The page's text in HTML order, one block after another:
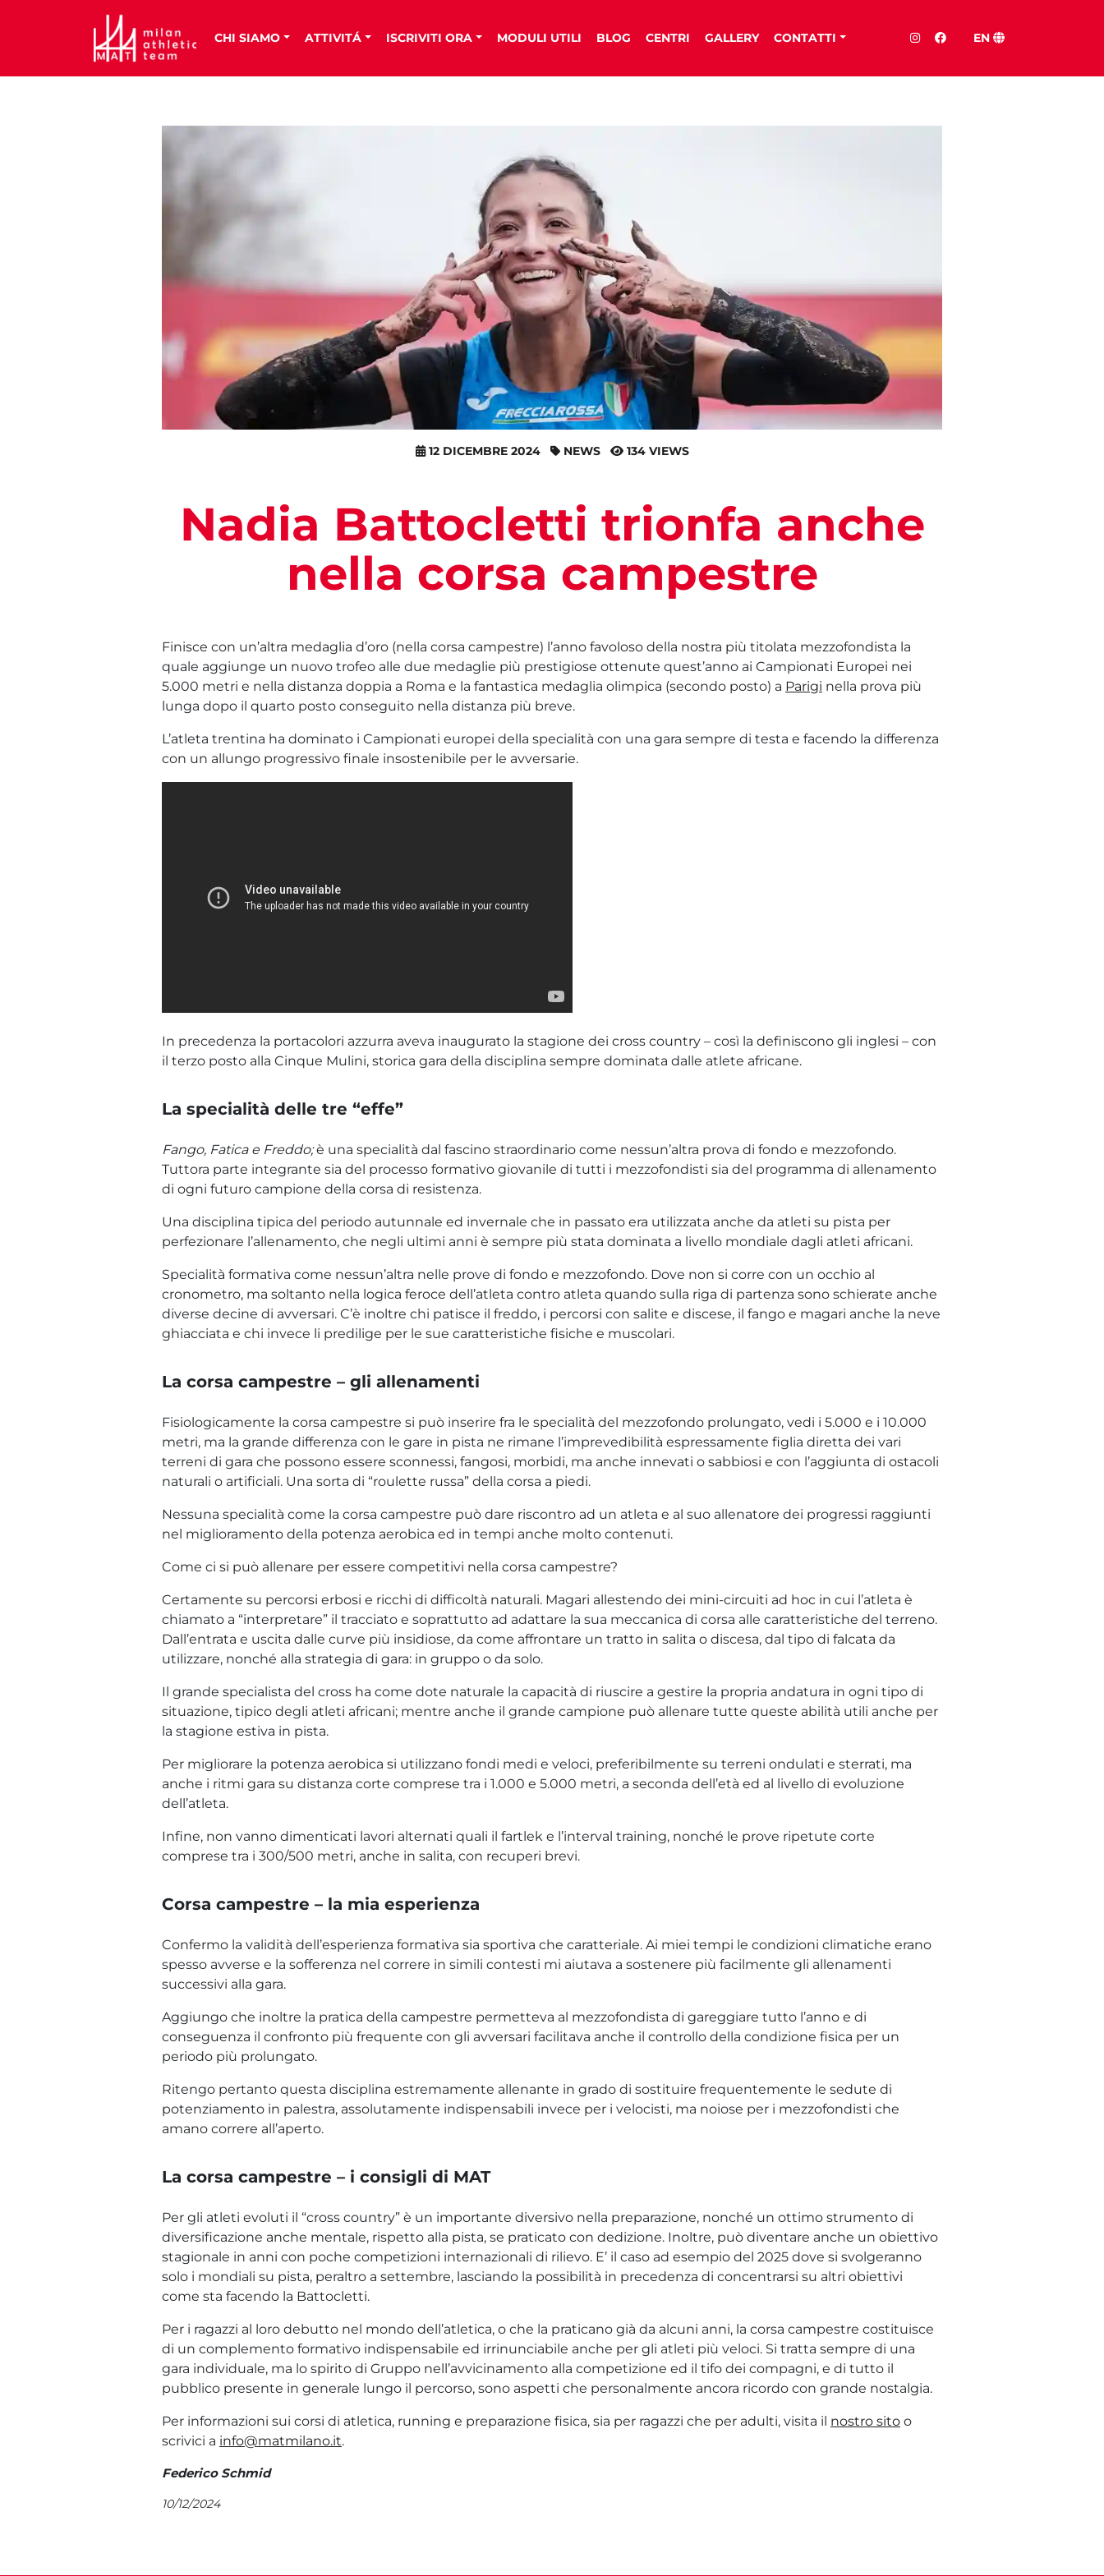
CHI SIAMO ATTIVITÁ ISCRIVITI ORA MODULI UTILI BLOG CENTRI GALLERY CONTATTI EN
12 DICEMBRE 2024 NEWS 134 VIEWS
Nadia Battocletti trionfa anche
nella corsa campestre
Finisce con un’altra medaglia d’oro (nella corsa campestre) l’anno favoloso della nostra più titolata mezzofondista la
quale aggiunge un nuovo trofeo alle due medaglie più prestigiose ottenute quest’anno ai Campionati Europei nei
5.000 metri e nella distanza doppia a Roma e la fantastica medaglia olimpica (secondo posto) a Parigi nella prova più
lunga dopo il quarto posto conseguito nella distanza più breve.
L’atleta trentina ha dominato i Campionati europei della specialità con una gara sempre di testa e facendo la differenza
con un allungo progressivo finale insostenibile per le avversarie.
In precedenza la portacolori azzurra aveva inaugurato la stagione dei cross country – così la definiscono gli inglesi – con
il terzo posto alla Cinque Mulini, storica gara della disciplina sempre dominata dalle atlete africane.
La specialità delle tre “effe”
Fango, Fatica e Freddo;è una specialità dal fascino straordinario come nessun’altra prova di fondo e mezzofondo.
Tuttora parte integrante sia del processo formativo giovanile di tutti i mezzofondisti sia del programma di allenamento
di ogni futuro campione della corsa di resistenza.
Una disciplina tipica del periodo autunnale ed invernale che in passato era utilizzata anche da atleti su pista per
perfezionare l’allenamento, che negli ultimi anni è sempre più stata dominata a livello mondiale dagli atleti africani.
Specialità formativa come nessun’altra nelle prove di fondo e mezzofondo. Dove non si corre con un occhio al
cronometro, ma soltanto nella logica feroce dell’atleta contro atleta quando sulla riga di partenza sono schierate anche
diverse decine di avversari. C’è inoltre chi patisce il freddo, i percorsi con salite e discese, il fango e magari anche la neve
ghiacciata e chi invece li predilige per le sue caratteristiche fisiche e muscolari.
La corsa campestre – gli allenamenti
Fisiologicamente la corsa campestre si può inserire fra le specialità del mezzofondo prolungato, vedi i 5.000 e i 10.000
metri, ma la grande differenza con le gare in pista ne rimane l’imprevedibilità espressamente figlia diretta dei vari
terreni di gara che possono essere sconnessi, fangosi, morbidi, ma anche innevati o sabbiosi e con l’aggiunta di ostacoli
naturali o artificiali. Una sorta di “roulette russa” della corsa a piedi.
Nessuna specialità come la corsa campestre può dare riscontro ad un atleta e al suo allenatore dei progressi raggiunti
nel miglioramento della potenza aerobica ed in tempi anche molto contenuti.
Come ci si può allenare per essere competitivi nella corsa campestre?
Certamente su percorsi erbosi e ricchi di difficoltà naturali. Magari allestendo dei mini-circuiti ad hoc in cui l’atleta è
chiamato a “interpretare” il tracciato e soprattutto ad adattare la sua meccanica di corsa alle caratteristiche del terreno.
Dall’entrata e uscita dalle curve più insidiose, da come affrontare un tratto in salita o discesa, dal tipo di falcata da
utilizzare, nonché alla strategia di gara: in gruppo o da solo.
Il grande specialista del cross ha come dote naturale la capacità di riuscire a gestire la propria andatura in ogni tipo di
situazione, tipico degli atleti africani; mentre anche il grande campione può allenare tutte queste abilità utili anche per
la stagione estiva in pista.
Per migliorare la potenza aerobica si utilizzano fondi medi e veloci, preferibilmente su terreni ondulati e sterrati, ma
anche i ritmi gara su distanza corte comprese tra i 1.000 e 5.000 metri, a seconda dell’età ed al livello di evoluzione
dell’atleta.
Infine, non vanno dimenticati lavori alternati quali il fartlek e l’interval training, nonché le prove ripetute corte
comprese tra i 300/500 metri, anche in salita, con recuperi brevi.
Corsa campestre – la mia esperienza
Confermo la validità dell’esperienza formativa sia sportiva che caratteriale. Ai miei tempi le condizioni climatiche erano
spesso avverse e la sofferenza nel correre in simili contesti mi aiutava a sostenere più facilmente gli allenamenti
successivi alla gara.
Aggiungo che inoltre la pratica della campestre permetteva al mezzofondista di gareggiare tutto l’anno e di
conseguenza il confronto più frequente con gli avversari facilitava anche il controllo della condizione fisica per un
periodo più prolungato.
Ritengo pertanto questa disciplina estremamente allenante in grado di sostituire frequentemente le sedute di
potenziamento in palestra, assolutamente indispensabili invece per i velocisti, ma noiose per i mezzofondisti che
amano correre all’aperto.
La corsa campestre – i consigli di MAT
Per gli atleti evoluti il “cross country” è un importante diversivo nella preparazione, nonché un ottimo strumento di
diversificazione anche mentale, rispetto alla pista, se praticato con dedizione. Inoltre, può diventare anche un obiettivo
stagionale in anni con poche competizioni internazionali di rilievo. E’ il caso ad esempio del 2025 dove si svolgeranno
solo i mondiali su pista, peraltro a settembre, lasciando la possibilità in precedenza di concentrarsi su altri obiettivi
come sta facendo la Battocletti.
Per i ragazzi al loro debutto nel mondo dell’atletica, o che la praticano già da alcuni anni, la corsa campestre costituisce
di un complemento formativo indispensabile ed irrinunciabile anche per gli atleti più veloci. Si tratta sempre di una
gara individuale, ma lo spirito di Gruppo nell’avvicinamento alla competizione ed il tifo dei compagni, e di tutto il
pubblico presente in generale lungo il percorso, sono aspetti che personalmente ancora ricordo con grande nostalgia.
Per informazioni sui corsi di atletica, running e preparazione fisica, sia per ragazzi che per adulti, visita il nostro sito o
scrivici a info@matmilano.it.
Federico Schmid
10/12/2024